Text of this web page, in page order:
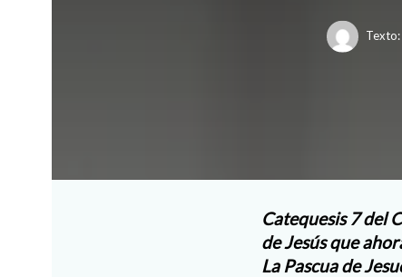
Texto:
Catequesis 7 del
de Jesús que
La Pascua de